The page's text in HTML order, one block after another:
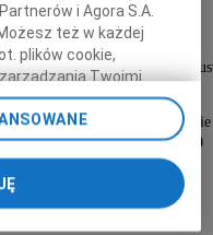
Sobie niczym nie zapełnioną
Zmarłym odprawiona
2023 roku o godzinie 13.00
na cmentarzu Rakowickim,
odprowadzenie Zmarłego
wiecznego spoczynku,
i Agora S.A.
też w każdej
plików cookie,
Twoimi
poprzez
w stopce serwisu i
zaawansowane”.
jest także za
możemy